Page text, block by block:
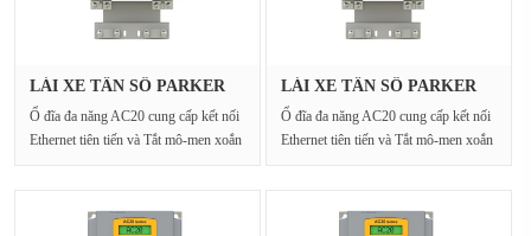
LÁI XE TẦN SỐ PARKER
20G-46-07···
Ổ đĩa đa năng AC20 cung cấp kết nối
Ethernet tiên tiến và Tắt mô-men xoắn
LÁI XE TẦN SỐ PARKER
20G-410-3···
Ổ đĩa đa năng AC20 cung cấp kết nối
Ethernet tiên tiến và Tắt mô-men xoắn